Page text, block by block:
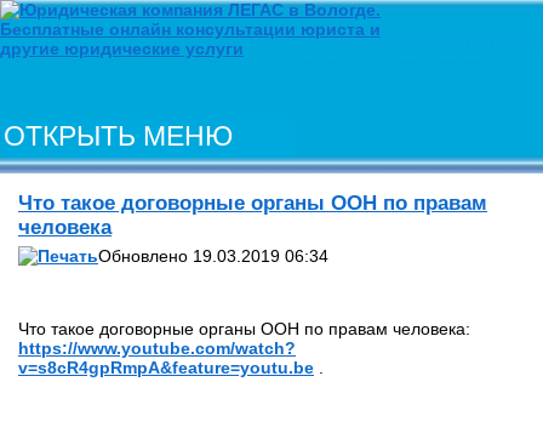
ОТКРЫТЬ МЕНЮ
Что такое договорные органы ООН по правам
человека
Обновлено 19.03.2019 06:34
Что такое договорные органы ООН по правам человека:
https://www.youtube.com/watch?
v=s8cR4gpRmpA&feature=youtu.be